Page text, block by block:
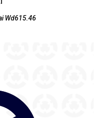
Wd615.46